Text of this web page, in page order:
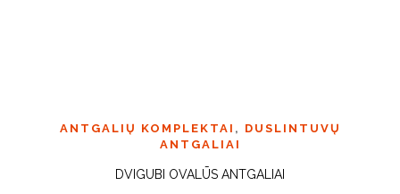
ANTGALIŲ KOMPLEKTAI , DUSLINTUVŲ
ANTGALIAI
DVIGUBI OVALŪS ANTGALIAI